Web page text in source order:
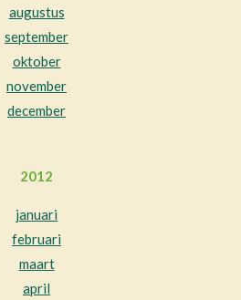
augustus
september
oktober
november
december
2012
januari
februari
maart
april